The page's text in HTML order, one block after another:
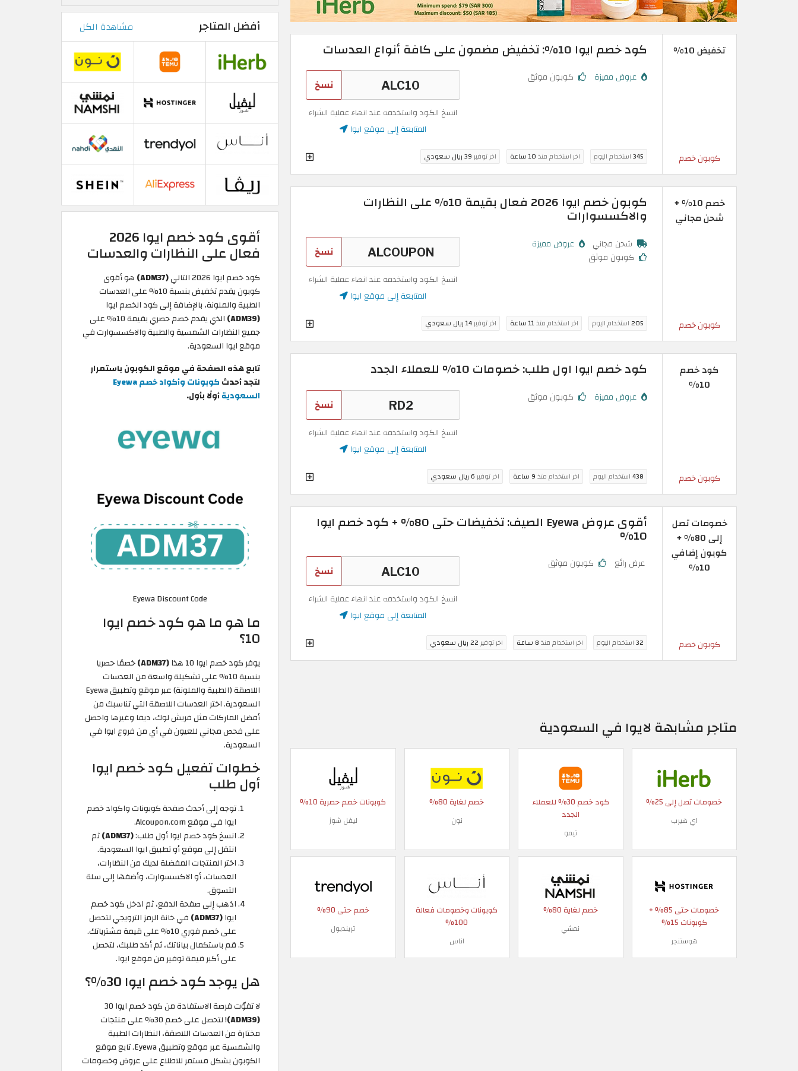
تخفيض 10%
كوبون خصم
كود خصم ايوا 10%: تخفيض مضمون على كافة أنواع العدسات
عروض مميزة كوبون موثق نسخ
انسخ الكود واستخدمه عند انهاء عملية الشراء
المتابعة إلى موقع ايوا
345استخدام اليوم اخر استخدام منذ10 ساعة اخر توفير39 ريال سعودي
خصم 10% +
شحن مجاني
كوبون خصم
كوبون خصم ايوا 2026 فعال بقيمة 10% على النظارات
والاكسسوارات
شحن مجاني
عروض مميزة
كوبون موثق
نسخ
انسخ الكود واستخدمه عند انهاء عملية الشراء
المتابعة إلى موقع ايوا
205استخدام اليوم اخر استخدام منذ11 ساعة اخر توفير14 ريال سعودي
كود خصم
10%
كوبون خصم
كود خصم ايوا اول طلب: خصومات 10% للعملاء الجدد
عروض مميزة كوبون موثق نسخ
انسخ الكود واستخدمه عند انهاء عملية الشراء
المتابعة إلى موقع ايوا
438استخدام اليوم اخر استخدام منذ9 ساعة اخر توفير6 ريال سعودي
خصومات تصل
إلى 80% +
كوبون إضافي
10%
كوبون خصم
أقوى عروض Eyewa الصيف: تخفيضات حتى 80% + كود خصم ايوا
10%
عرض رائع كوبون موثق نسخ
انسخ الكود واستخدمه عند انهاء عملية الشراء
المتابعة إلى موقع ايوا
32استخدام اليوم اخر استخدام منذ8 ساعة اخر توفير22 ريال سعودي
متاجر مشابهة لايوا في السعودية
خصومات تصل إلى 25%
اي هيرب
كود خصم 30% للعملاء
الجدد
تيمو
خصم لغاية 80%
نون
كوبونات خصم حصرية 10%
ليفل شوز
خصومات حتى 85% +
كوبونات 15%
هوستنجر
خصم لغاية 80%
نمشي
كوبونات وخصومات فعالة
100%
اناس
خصم حتى 90%
ترينديول
أفضل المتاجر مشاهدة الكل
أقوى كود خصم ايوا 2026
فعال على النظارات والعدسات
كود خصم ايوا 2026 التالي (ADM37)
هو أقوى
كوبون يقدم تخفيض بنسبة 10% على العدسات
الطبية والملونة، بالإضافة إلى كود الخصم ايوا
(ADM39)
الذي يقدم خصم حصري بقيمة 10% على
جميع النظارات الشمسية والطبية والاكسسوارت في
موقع ايوا السعودية.
تابع هذه الصفحة في موقع الكوبون باستمرار
لتجد أحدث
كوبونات وأكواد خصم Eyewa
السعوديةأولًا بأول.
Eyewa Discount Code
ما هو ما هو كود خصم ايوا
10؟
يوفر كود خصم ايوا 10 هذا (ADM37)
خصمًا حصريا
بنسبة 10% على تشكيلة واسعة من العدسات
اللاصقة (الطبية والملونة) عبر موقع وتطبيق Eyewa
السعودية. اختر العدسات اللاصقة التي تناسبك من
أفضل الماركات مثل فريش لوك، ديفا وغيرها واحصل
على فحص مجاني للعيون في أي من فروع ايوا في
السعودية.
خطوات تفعيل كود خصم ايوا
أول طلب
توجه إلى أحدث صفحة كوبونات واكواد خصم
ايوا في موقع Alcoupon.com.
انسخ كود خصم ايوا أول طلب:(ADM37)
ثم
انتقل إلى موقع أو تطبيق ايوا السعودية.
اختر المنتجات المفضلة لديك من النظارات،
العدسات، أو الاكسسوارت، وأضفها إلى سلة
التسوق.
اذهب إلى صفحة الدفع، ثم ادخل كود خصم
ايوا(ADM37)
في خانة الرمز الترويجي لتحصل
على خصم فوري 10% على قيمة مشترياتك.
قم باستكمال بياناتك، ثم أكد طلبك، لتحصل
على أكبر قيمة توفير من موقع ايوا.
هل يوجد كود خصم ايوا 30%؟
لا تفوّت فرصة الاستفادة من كود خصم ايوا 30
(ADM39)
! لتحصل على خصم 30% على منتجات
مختارة من العدسات اللاصقة، النظارات الطبية
والشمسية عبر موقع وتطبيق Eyewa. تابع موقع
الكوبون بشكل مستمر للاطلاع على عروض وخصومات